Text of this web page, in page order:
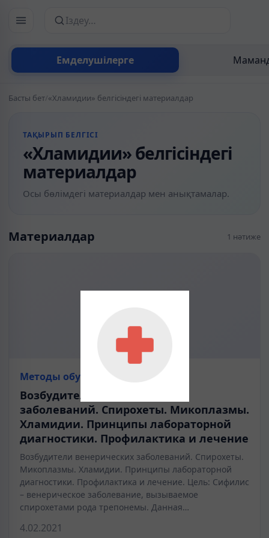
Емделушілерге
Сайттан іздеу
Басты бет/«Хламидии» белгісіндегі материалдар
ТАҚЫРЫП БЕЛГІСІ
«Хламидии» белгісіндегі
материалдар
Осы бөлімдегі материалдар мен анықтамалар.
Материалдар 1 нәтиже
Методы обучения
Возбудители венерических
заболеваний. Спирохеты. Микоплазмы.
Хламидии. Принципы лабораторной
диагностики. Профилактика и лечение
Возбудители венерических заболеваний. Спирохеты.
Микоплазмы. Хламидии. Принципы лабораторной
диагностики. Профилактика и лечение. Цель: Сифилис
– венерическое заболевание, вызываемое
спирохетами рода трепонемы. Данная…
4.02.2021